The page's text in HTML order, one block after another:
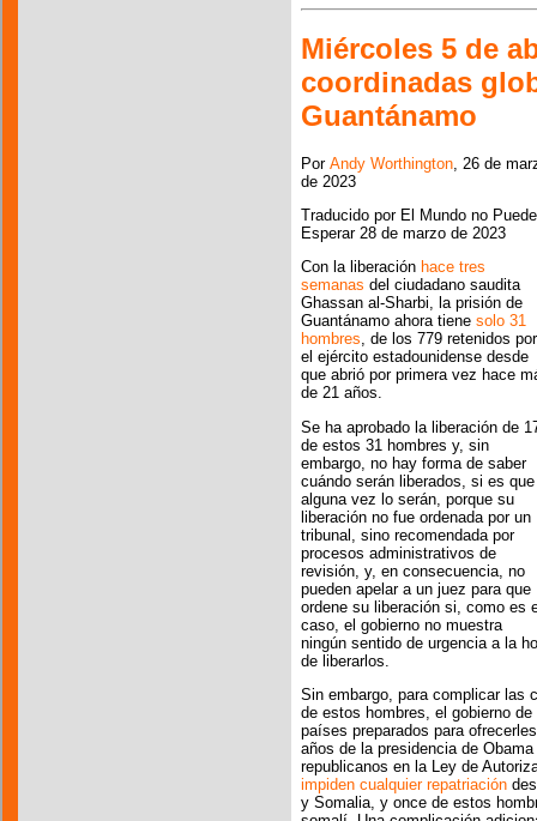
Miércoles 5 de
coordinadas
Guantánamo
Por Andy Worthington , 26 de
de 2023
Traducido por El Mundo no Puede
Esperar 28 de marzo de 2023
Con la liberación hace tres
semanas del ciudadano saudita
Ghassan al-Sharbi, la prisión de
Guantánamo ahora tiene solo 31
hombres, de los 779 retenidos por
el ejército estadounidense desde
que abrió por primera vez hace
de 21 años.
Se ha aprobado la liberación de
de estos 31 hombres y, sin
embargo, no hay forma de saber
cuándo serán liberados, si es que
alguna vez lo serán, porque su
liberación no fue ordenada por un
tribunal, sino recomendada por
procesos administrativos de
revisión, y, en consecuencia, no
pueden apelar a un juez para que
ordene su liberación si, como es
caso, el gobierno no muestra
ningún sentido de urgencia a la
de liberarlos.
Sin embargo, para complicar las
de estos hombres, el gobierno
países preparados para
años de la presidencia de
republicanos en la Ley de
impiden cualquier repatriación
y Somalia, y once de estos